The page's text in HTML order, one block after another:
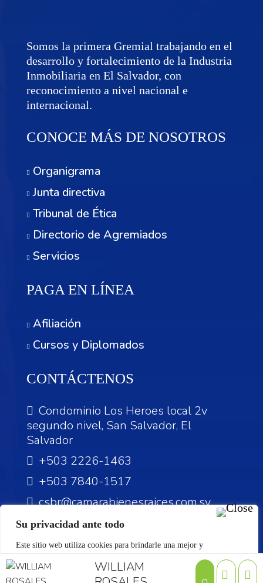
Su privacidad ante todo
Este sitio web utiliza cookies para brindarle una mejor y
personalizada experiencia. Si continúa navegando en nuestro sitio
web se da por entendido que acepta nuestras políticas de cookies.
Somos la primera Gremial trabajando en el
desarrollo y fortalecimiento de la Industria
Inmobiliaria en El Salvador, con
reconocimiento a nivel nacional e
internacional.
CONOCE MÁS DE NOSOTROS
Organigrama
Junta directiva
Tribunal de Ética
Directorio de Agremiados
Servicios
PAGA EN LÍNEA
Afiliación
Cursos y Diplomados
CONTÁCTENOS
Condominio Los Heroes local 2v
segundo nivel, San Salvador, El
Salvador
+503 2226-1463
+503 7840-1517
csbr@camarabienesraices.com.sv
©Reservados todos los derechos.
WILLIAM